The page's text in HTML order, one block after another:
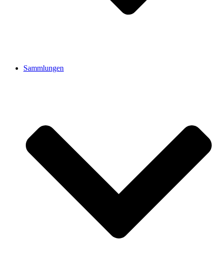
Sammlungen